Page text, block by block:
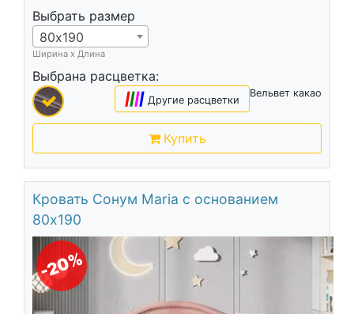
Выбрать размер
80х190
Ширина х Длина
Выбрана расцветка:
Вельвет какао
|||| Другие расцветки
Купить
Кровать Сонум Maria с основанием
80х190
-20%